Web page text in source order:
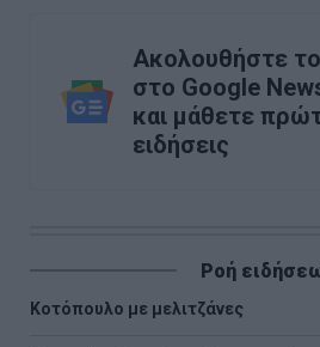
Ακολουθήστε
στο Google
και μάθετε
ειδήσεις
Ροή
Κοτόπουλο με μελιτζάνες